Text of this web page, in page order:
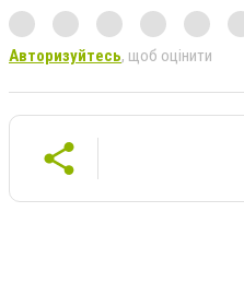
Авторизуйтесь, щоб оцінити